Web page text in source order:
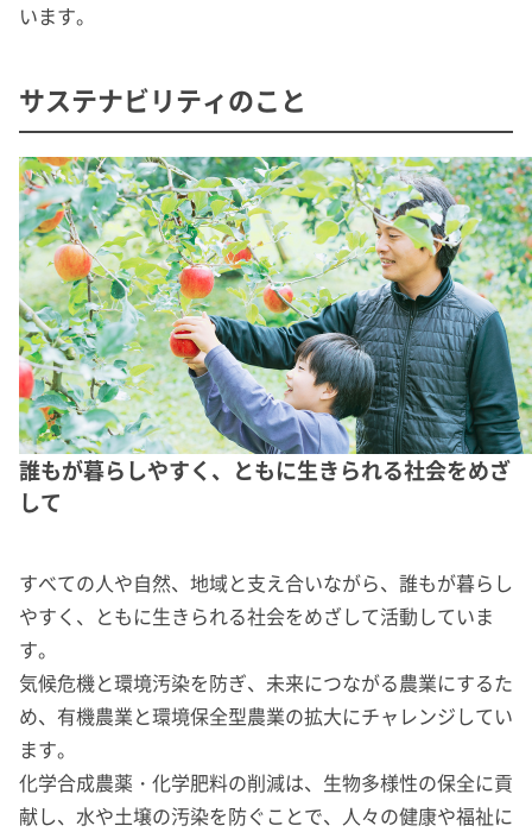
います。
サステナビリティのこと
誰もが暮らしやすく、ともに生きられる社会をめざ
して
すべての人や自然、地域と支え合いながら、誰もが暮らし
やすく、ともに生きられる社会をめざして活動していま
す。
気候危機と環境汚染を防ぎ、未来につながる農業にするた
め、有機農業と環境保全型農業の拡大にチャレンジしてい
ます。
化学合成農薬・化学肥料の削減は、生物多様性の保全に貢
献し、水や土壌の汚染を防ぐことで、人々の健康や福祉に